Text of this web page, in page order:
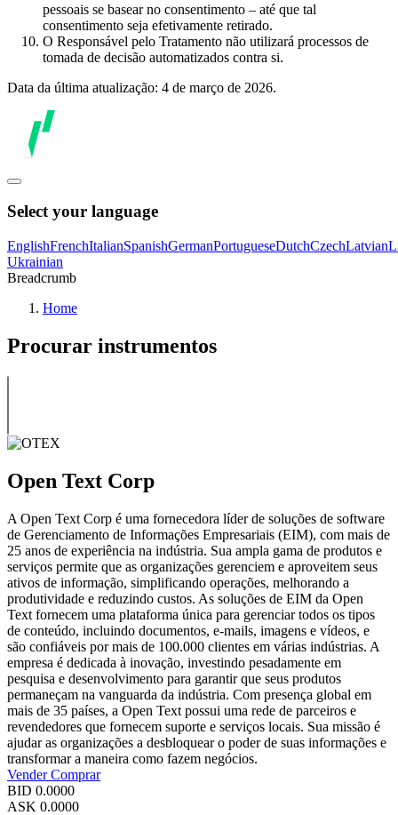
pessoais se basear no consentimento – até que tal
consentimento seja efetivamente retirado.
O Responsável pelo Tratamento não utilizará processos de
tomada de decisão automatizados contra si.
Data da última atualização: 4 de março de 2026.
Select your language
EnglishFrenchItalianSpanishGermanPortugueseDutchCzechLatvian
Ukrainian
Breadcrumb
Home
Procurar instrumentos
Open Text Corp
A Open Text Corp é uma fornecedora líder de soluções de software
de Gerenciamento de Informações Empresariais (EIM), com mais de
25 anos de experiência na indústria. Sua ampla gama de produtos e
serviços permite que as organizações gerenciem e aproveitem seus
ativos de informação, simplificando operações, melhorando a
produtividade e reduzindo custos. As soluções de EIM da Open
Text fornecem uma plataforma única para gerenciar todos os tipos
de conteúdo, incluindo documentos, e-mails, imagens e vídeos, e
são confiáveis por mais de 100.000 clientes em várias indústrias. A
empresa é dedicada à inovação, investindo pesadamente em
pesquisa e desenvolvimento para garantir que seus produtos
permaneçam na vanguarda da indústria. Com presença global em
mais de 35 países, a Open Text possui uma rede de parceiros e
revendedores que fornecem suporte e serviços locais. Sua missão é
ajudar as organizações a desbloquear o poder de suas informações e
transformar a maneira como fazem negócios.
VenderComprar
BID 0.0000
ASK 0.0000